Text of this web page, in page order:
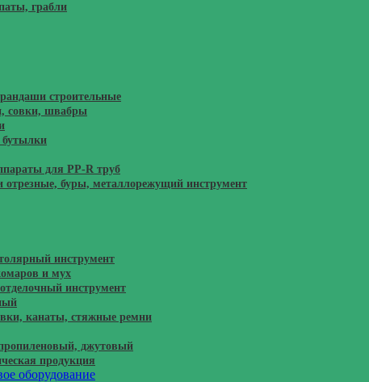
грабли
строительные
совки, швабры
для PP-R труб
отрезные, буры, металлорежущий инструмент
инструмент
и мух
инструмент
канаты, стяжные ремни
джутовый
продукция
оборудование